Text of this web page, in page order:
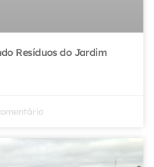
Resíduos do Jardim